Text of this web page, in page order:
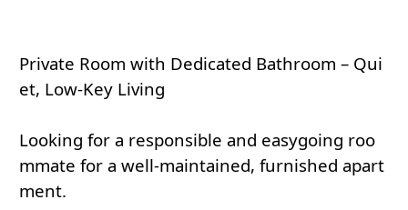
Private Room with Dedicated Bathroom – Qui
et, Low-Key Living
Looking for a responsible and easygoing roo
mmate for a well-maintained, furnished apart
ment.